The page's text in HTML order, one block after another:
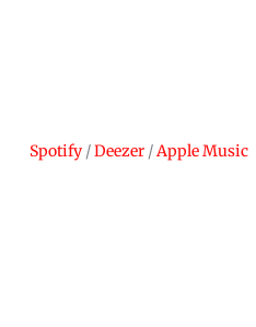
Spotify /Deezer /Apple Music